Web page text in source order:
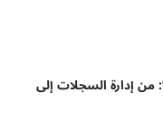
من إدارة السجلات إلى